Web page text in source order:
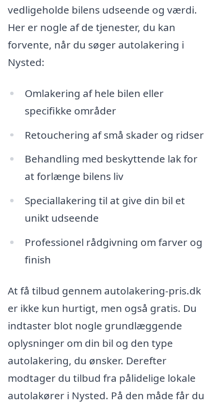
vedligeholde bilens udseende og værdi.
Her er nogle af de tjenester, du kan
forvente, når du søger autolakering i
Nysted:
Omlakering af hele bilen eller
specifikke områder
Retouchering af små skader og ridser
Behandling med beskyttende lak for
at forlænge bilens liv
Speciallakering til at give din bil et
unikt udseende
Professionel rådgivning om farver og
finish
At få tilbud gennem autolakering-pris.dk
er ikke kun hurtigt, men også gratis. Du
indtaster blot nogle grundlæggende
oplysninger om din bil og den type
autolakering, du ønsker. Derefter
modtager du tilbud fra pålidelige lokale
autolakører i Nysted. På den måde får du